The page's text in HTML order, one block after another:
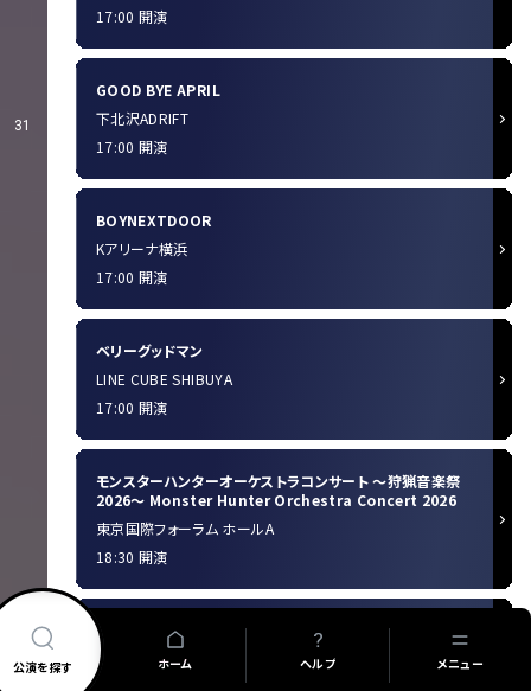
公演を探す ホーム ヘルプ メニュー
31
17:00 開演
GOOD BYE APRIL
下北沢ADRIFT
17:00 開演
BOYNEXTDOOR
Kアリーナ横浜
17:00 開演
ベリーグッドマン
LINE CUBE SHIBUYA
17:00 開演
モンスターハンターオーケストラコンサート 〜狩猟音楽祭
2026〜 Monster Hunter Orchestra Concert 2026
東京国際フォーラム ホールA
18:30 開演
THE CHEMICAL DESTRUCT - Script Revision -
KIRITO vs D’ESPAIRSRAY
CLUB CITTA'